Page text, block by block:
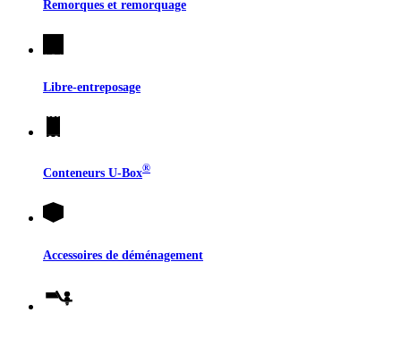
Remorques et remorquage
Libre-entreposage
Conteneurs U-Box®
Accessoires de déménagement